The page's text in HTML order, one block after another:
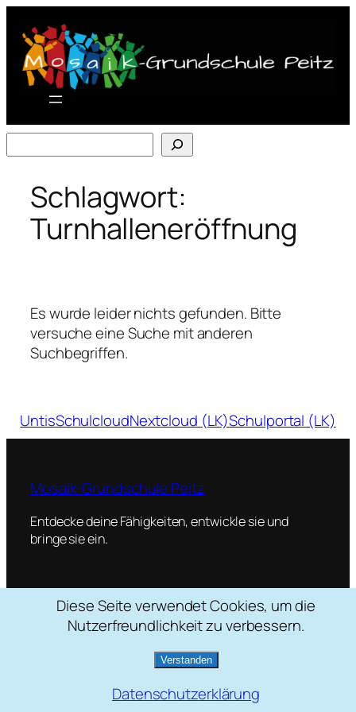
Inhalt
springen
Schlagwort:
Turnhalleneröffnung
Es wurde leider nichts gefunden. Bitte
versuche eine Suche mit anderen
Suchbegriffen.
UntisSchulcloudNextcloud (LK)Schulportal (LK)
Mosaik-Grundschule Peitz
Entdecke deine Fähigkeiten, entwickle sie und
bringe sie ein.
Schulstraße 2, 03185 Peitz
035601 / 22088
mosaik[at]grundschule-peitz.de
Diese Seite verwendet Cookies, um die
Nutzerfreundlichkeit zu verbessern.
Verstanden
Datenschutzerklärung